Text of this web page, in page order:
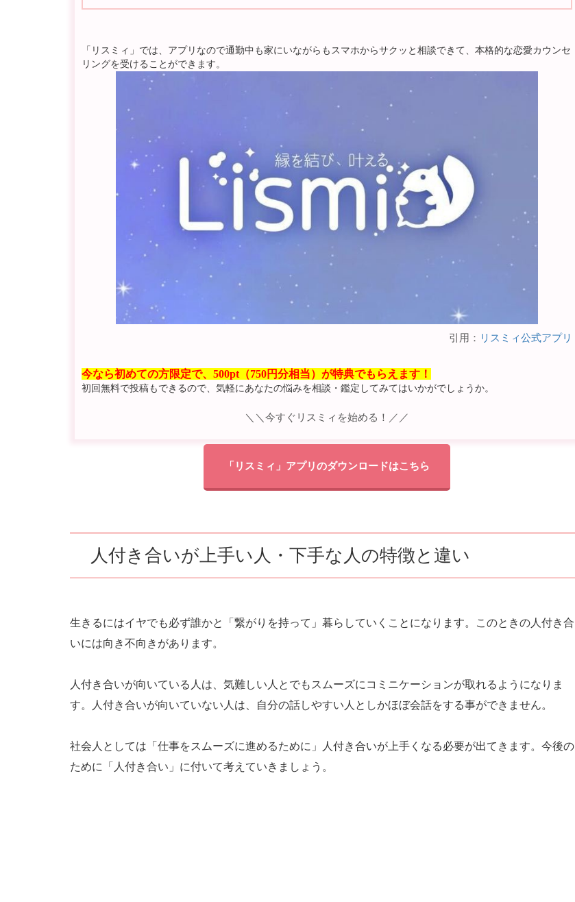
「リスミィ」では、アプリなので通勤中も家にいながらもスマホからサクッと相談できて、本格的な恋愛カウンセ
リングを受けることができます。
引用： リスミィ公式アプリ
今なら初めての方限定で、500pt（750円分相当）が特典でもらえます！
初回無料で投稿もできるので、気軽にあなたの悩みを相談・鑑定してみてはいかがでしょうか。
＼＼今すぐリスミィを始める！／／
「リスミィ」アプリのダウンロードはこちら
人付き合いが上手い人・下手な人の特徴と違い
生きるにはイヤでも必ず誰かと「繋がりを持って」暮らしていくことになります。このときの人付き合
いには向き不向きがあります。
人付き合いが向いている人は、気難しい人とでもスムーズにコミニケーションが取れるようになりま
す。人付き合いが向いていない人は、自分の話しやすい人としかほぼ会話をする事ができません。
社会人としては「仕事をスムーズに進めるために」人付き合いが上手くなる必要が出てきます。今後の
ために「人付き合い」に付いて考えていきましょう。